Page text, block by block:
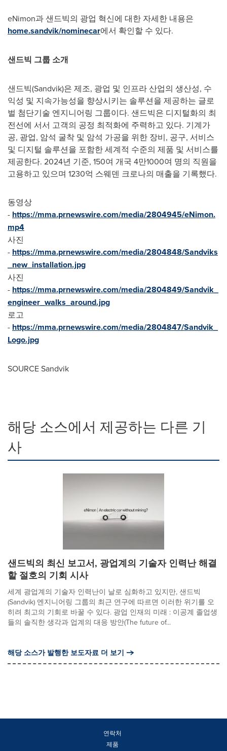
eNimon과 샌드빅의 광업 혁신에 대한 자세한 내용은
home.sandvik/nominecar에서 확인할 수 있다.
샌드빅 그룹 소개
샌드빅(Sandvik)은 제조, 광업 및 인프라 산업의 생산성, 수
익성 및 지속가능성을 향상시키는 솔루션을 제공하는 글로
벌 첨단기술 엔지니어링 그룹이다. 샌드빅은 디지털화의 최
전선에 서서 고객의 공정 최적화에 주력하고 있다. 기계가
공, 광업, 암석 굴착 및 암석 가공을 위한 장비, 공구, 서비스
및 디지털 솔루션을 포함한 세계적 수준의 제품 및 서비스를
제공한다. 2024년 기준, 150여 개국 4만1000여 명의 직원을
고용하고 있으며 1230억 스웨덴 크로나의 매출을 기록했다.
동영상
- https://mma.prnewswire.com/media/2804945/eNimon.
mp4
사진
- https://mma.prnewswire.com/media/2804848/Sandviks
_new_installation.jpg
사진
- https://mma.prnewswire.com/media/2804849/Sandvik_
engineer_walks_around.jpg
로고
- https://mma.prnewswire.com/media/2804847/Sandvik_
Logo.jpg
SOURCE Sandvik
해당 소스에서 제공하는 다른 기
사
샌드빅의 최신 보고서, 광업계의 기술자 인력난 해결
할 절호의 기회 시사
세계 광업계의 기술자 인력난이 날로 심화하고 있지만, 샌드빅
(Sandvik) 엔지니어링 그룹의 최근 연구에 따르면 이러한 위기를 오
히려 최고의 기회로 바꿀 수 있다. 광업 인재의 미래 : 이공계 졸업생
들의 솔직한 생각과 업계의 대응 방안(The future of...
해당 소스가 발행한 보도자료 더 보기
연락처
제품